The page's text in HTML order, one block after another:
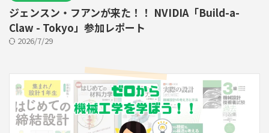
ジェンスン・フアンが来た！！ NVIDIA「Build-a-
Claw - Tokyo」参加レポート
2026/7/29